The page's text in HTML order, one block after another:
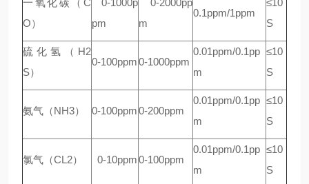
一氧化碳（C
O）
0-1000p
pm
0-2000pp
m
0.1ppm/1ppm
≤10
S
硫化氢（H2
S）
0-100ppm0-1000ppm
0.01ppm/0.1pp
m
≤10
S
氨气（NH3） 0-100ppm0-200ppm
0.01ppm/0.1pp
m
≤10
S
氯气（CL2） 0-10ppm0-100ppm
0.01ppm/0.1pp
m
≤10
S